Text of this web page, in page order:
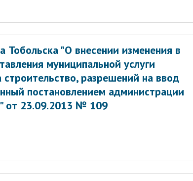
Тобольска "О внесении изменения в
муниципальной услуги
разрешений на ввод
постановлением администрации
от 23.09.2013 № 109